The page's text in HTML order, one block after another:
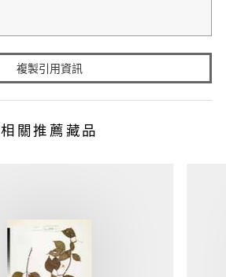
複製引用資訊
相關推薦藏品